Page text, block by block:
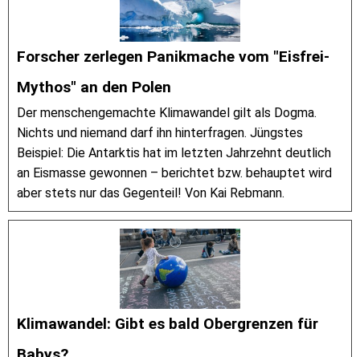
Forscher zerlegen Panikmache vom "Eisfrei-
Mythos" an den Polen
Der menschengemachte Klimawandel gilt als Dogma.
Nichts und niemand darf ihn hinterfragen. Jüngstes
Beispiel: Die Antarktis hat im letzten Jahrzehnt deutlich
an Eismasse gewonnen – berichtet bzw. behauptet wird
aber stets nur das Gegenteil! Von Kai Rebmann.
Klimawandel: Gibt es bald Obergrenzen für